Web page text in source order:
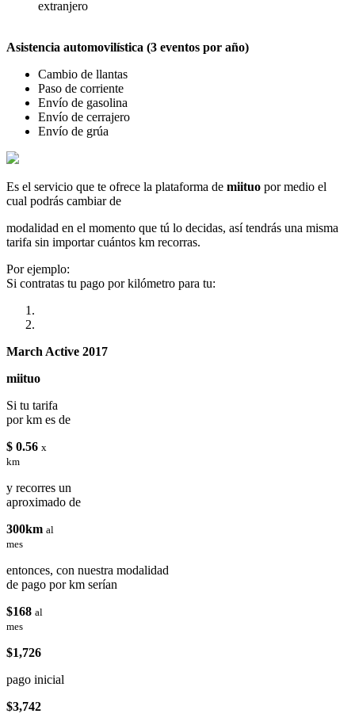
extranjero
Asistencia automovilística (3 eventos por año)
Cambio de llantas
Paso de corriente
Envío de gasolina
Envío de cerrajero
Envío de grúa
Es el servicio que te ofrece la plataforma de miituo por medio el
cual podrás cambiar de
modalidad en el momento que tú lo decidas, así tendrás una misma
tarifa sin importar cuántos km recorras.
Por ejemplo:
Si contratas tu pago por kilómetro para tu:
March Active 2017
miituo
Si tu tarifa
por km es de
$ 0.56 x
km
y recorres un
aproximado de
300km al
mes
entonces, con nuestra modalidad
de pago por km serían
$168 al
mes
$1,726
pago inicial
$3,742